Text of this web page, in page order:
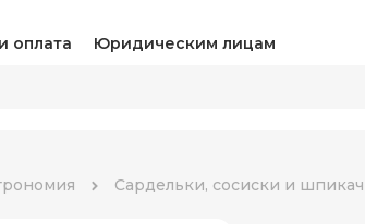
оплата Юридическим лицам
Сардельки, сосиски и
Бакалея